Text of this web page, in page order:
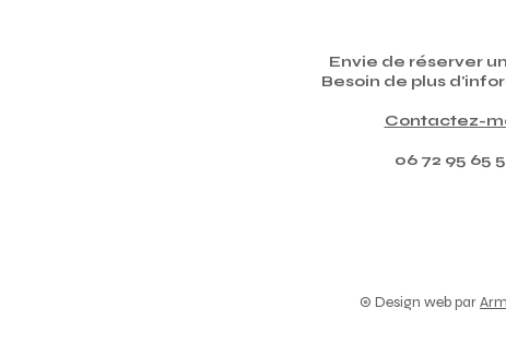
Envie de réserver
Besoin de plus
Contactez-
06 72 95 65
© Design web par